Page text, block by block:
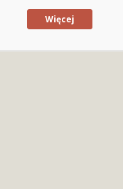
Więcej